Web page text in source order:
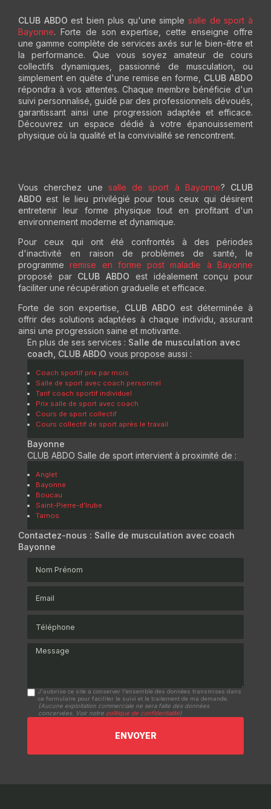
CLUB ABDOest bien plus qu'une simple salle de sport à
Bayonne. Forte de son expertise, cette enseigne offre
une gamme complète de services axés sur le bien-être et
la performance. Que vous soyez amateur de cours
collectifs dynamiques, passionné de musculation, ou
simplement en quête d'une remise en forme, CLUB ABDO
répondra à vos attentes. Chaque membre bénéficie d'un
suivi personnalisé, guidé par des professionnels dévoués,
garantissant ainsi une progression adaptée et efficace.
Découvrez un espace dédié à votre épanouissement
physique où la qualité et la convivialité se rencontrent.
Vous cherchez une salle de sport à Bayonne? CLUB
ABDO est le lieu privilégié pour tous ceux qui désirent
entretenir leur forme physique tout en profitant d'un
environnement moderne et dynamique.
Pour ceux qui ont été confrontés à des périodes
d'inactivité en raison de problèmes de santé, le
programmeremise en forme post maladie à Bayonne
proposé par CLUB ABDO est idéalement conçu pour
faciliter une récupération graduelle et efficace.
Forte de son expertise, CLUB ABDO est déterminée à
offrir des solutions adaptées à chaque individu, assurant
ainsi une progression saine et motivante.
En plus de ses services : Salle de musculation avec
coach, CLUB ABDO vous propose aussi :
Coach sportif prix par mois
Salle de sport avec coach personnel
Tarif coach sportif individuel
Prix salle de sport avec coach
Cours de sport collectif
Cours collectif de sport après le travail
Bayonne
CLUB ABDO Salle de sport intervient à proximité de :
Anglet
Bayonne
Boucau
Saint-Pierre-d'Irube
Tarnos
Contactez-nous : Salle de musculation avec coach
Bayonne
Message
J'autorise ce site à conserver l'ensemble des données transmises dans
ce formulaire pour faciliter le suivi et le traitement de ma demande.
(Aucune exploitation commerciale ne sera faite des données
concervées. Voir notre politique de confidentialité)